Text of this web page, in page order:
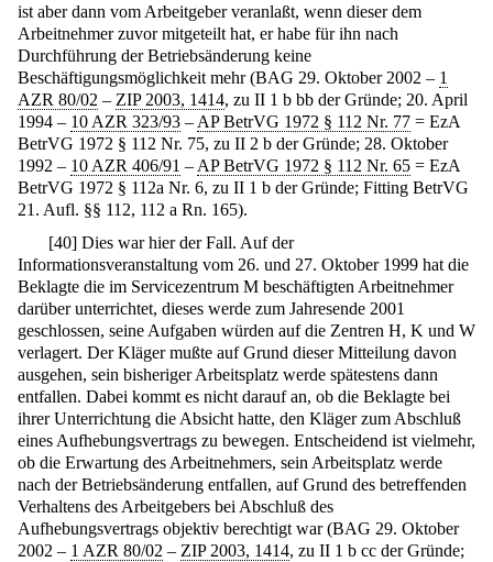
ist aber dann vom Arbeitgeber veranlaßt, wenn dieser dem
Arbeitnehmer zuvor mitgeteilt hat, er habe für ihn nach
Durchführung der Betriebsänderung keine
Beschäftigungsmöglichkeit mehr (BAG 29. Oktober 2002 – 1
AZR 80/02 – ZIP 2003, 1414, zu II 1 b bb der Gründe; 20. April
1994 – 10 AZR 323/93 – AP BetrVG 1972 § 112 Nr. 77 = EzA
BetrVG 1972 § 112 Nr. 75, zu II 2 b der Gründe; 28. Oktober
1992 – 10 AZR 406/91 – AP BetrVG 1972 § 112 Nr. 65 = EzA
BetrVG 1972 § 112a Nr. 6, zu II 1 b der Gründe; Fitting BetrVG
21. Aufl. §§ 112, 112 a Rn. 165).
[40] Dies war hier der Fall. Auf der
Informationsveranstaltung vom 26. und 27. Oktober 1999 hat die
Beklagte die im Servicezentrum M beschäftigten Arbeitnehmer
darüber unterrichtet, dieses werde zum Jahresende 2001
geschlossen, seine Aufgaben würden auf die Zentren H, K und W
verlagert. Der Kläger mußte auf Grund dieser Mitteilung davon
ausgehen, sein bisheriger Arbeitsplatz werde spätestens dann
entfallen. Dabei kommt es nicht darauf an, ob die Beklagte bei
ihrer Unterrichtung die Absicht hatte, den Kläger zum Abschluß
eines Aufhebungsvertrags zu bewegen. Entscheidend ist vielmehr,
ob die Erwartung des Arbeitnehmers, sein Arbeitsplatz werde
nach der Betriebsänderung entfallen, auf Grund des betreffenden
Verhaltens des Arbeitgebers bei Abschluß des
Aufhebungsvertrags objektiv berechtigt war (BAG 29. Oktober
2002 – 1 AZR 80/02 – ZIP 2003, 1414, zu II 1 b cc der Gründe;